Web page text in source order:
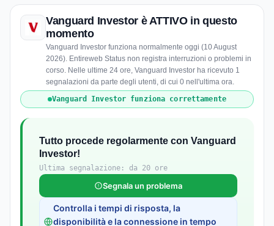
Vanguard Investor è ATTIVO in questo
momento
Vanguard Investor funziona normalmente oggi (10 August
2026). Entireweb Status non registra interruzioni o problemi in
corso. Nelle ultime 24 ore, Vanguard Investor ha ricevuto 1
segnalazioni da parte degli utenti, di cui 0 nell'ultima ora.
Vanguard Investor funziona correttamente
Tutto procede regolarmente con Vanguard
Investor!
Ultima segnalazione: da 20 ore
Segnala un problema
Controlla i tempi di risposta, la
disponibilità e la connessione in tempo